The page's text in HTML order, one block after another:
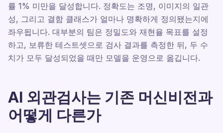
률 1% 미만을 달성합니다. 정확도는 조명, 이미지의 일관
성, 그리고 결함 클래스가 얼마나 명확하게 정의됐는지에
좌우됩니다. 대부분의 팀은 정밀도와 재현율 목표를 설정
하고, 보류한 테스트셋으로 검사 결과를 측정한 뒤, 두 수
치가 모두 달성되었을 때만 모델을 운영으로 옮깁니다.
AI 외관검사는 기존 머신비전과
어떻게 다른가